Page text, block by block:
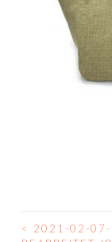
<
2021-02-